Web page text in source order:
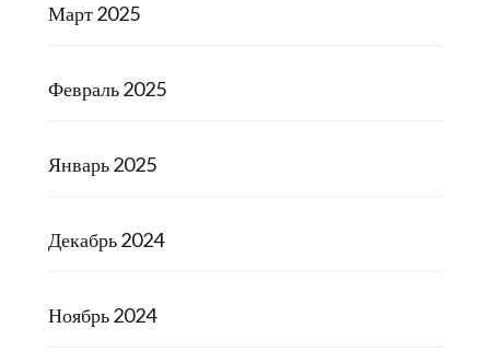
Март 2025
Февраль 2025
Январь 2025
Декабрь 2024
Ноябрь 2024